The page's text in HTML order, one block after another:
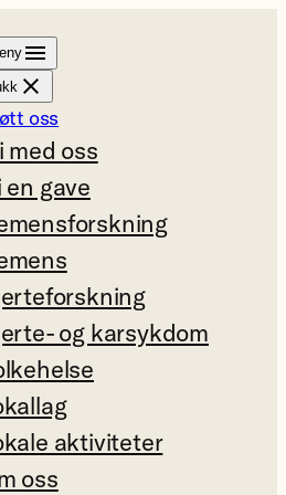
oss
med oss
en gave
og karsykdom
aktiviteter
oss